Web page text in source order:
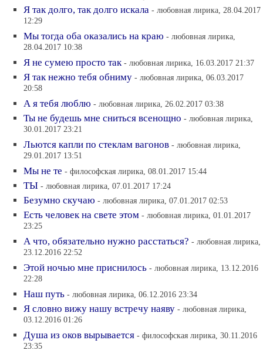
Я так долго, так долго искала - любовная лирика, 28.04.2017
12:29
Мы тогда оба оказались на краю - любовная лирика,
28.04.2017 10:38
Я не сумею просто так - любовная лирика, 16.03.2017 21:37
Я так нежно тебя обниму - любовная лирика, 06.03.2017
20:58
А я тебя люблю - любовная лирика, 26.02.2017 03:38
Ты не будешь мне сниться всенощно - любовная лирика,
30.01.2017 23:21
Льются капли по стеклам вагонов - любовная лирика,
29.01.2017 13:51
Мы не те - философская лирика, 08.01.2017 15:44
ТЫ - любовная лирика, 07.01.2017 17:24
Безумно скучаю - любовная лирика, 07.01.2017 02:53
Есть человек на свете этом - любовная лирика, 01.01.2017
23:25
А что, обязательно нужно расстаться? - любовная лирика,
23.12.2016 22:52
Этой ночью мне приснилось - любовная лирика, 13.12.2016
22:28
Наш путь - любовная лирика, 06.12.2016 23:34
Я словно вижу нашу встречу наяву - любовная лирика,
03.12.2016 01:26
Душа из оков вырывается - философская лирика, 30.11.2016
23:35